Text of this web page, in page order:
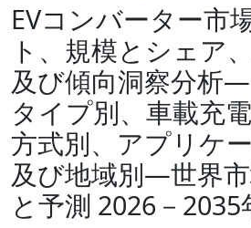
EVコンバーター市
ト、規模とシェア
及び傾向洞察分析
タイプ別、車載充
方式別、アプリケ
及び地域別―世界
と予測 2026－2035